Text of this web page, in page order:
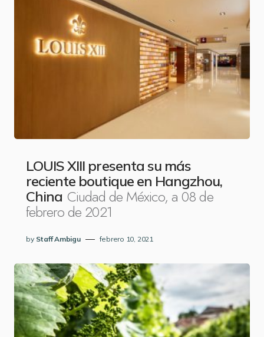
LOUIS XIII presenta su más
reciente boutique en Hangzhou,
China Ciudad de México, a 08 de
febrero de 2021
by Staff Ambigu febrero 10, 2021